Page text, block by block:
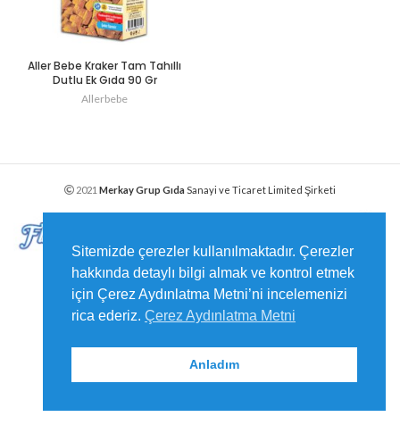
Aller Bebe Kraker Tam Tahıllı
Dutlu Ek Gıda 90 Gr
Allerbebe
2021 Merkay Grup GıdaSanayi ve Ticaret Limited Şirketi
Sitemizde çerezler kullanılmaktadır. Çerezler
hakkında detaylı bilgi almak ve kontrol etmek
için Çerez Aydınlatma Metni’ni incelemenizi
rica ederiz. Çerez Aydınlatma Metni
Anladım